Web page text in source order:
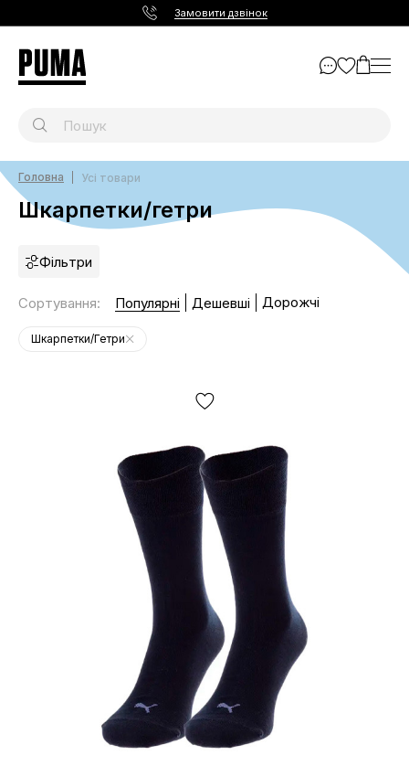
Замовити дзвінок
Головна Усі товари
Шкарпетки/гетри
Фільтри
Сортування: Популярні Дешевші Дорожчі
Шкарпетки/Гетри